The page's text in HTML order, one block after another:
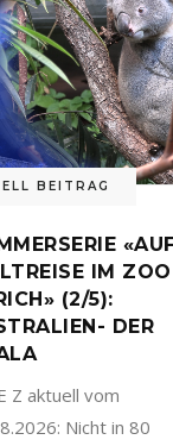
BEITRAG
IM ZOO
(2/5):
DER
Z aktuell vom
Nicht in 80